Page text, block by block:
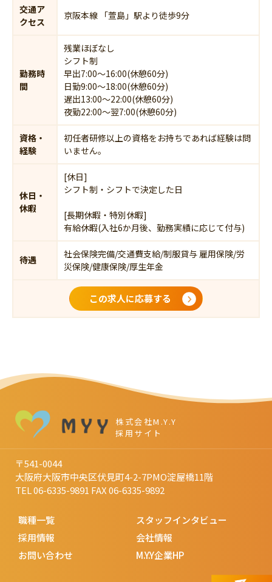
交通ア
クセス
京阪本線 「萱島」駅より徒歩9分
勤務時
間
残業ほぼなし
シフト制
早出7:00～16:00(休憩60分)
日勤9:00～18:00(休憩60分)
遅出13:00～22:00(休憩60分)
夜勤22:00～翌7:00(休憩60分)
資格・
経験
初任者研修以上の資格をお持ちであれば経験は問
いません。
休日・
休暇
[休日]
シフト制・シフトで決定した日
[長期休暇・特別休暇]
有給休暇(入社6か月後、勤務実績に応じて付与)
待遇
社会保険完備/交通費支給/制服貸与 雇用保険/労
災保険/健康保険/厚生年金
この求人に応募する
株式会社M.Y.Y
採用サイト
〒541-0044
大阪府大阪市中央区伏見町4-2-7PMO淀屋橋11階
TEL 06-6335-9891 FAX 06-6335-9892
職種一覧
スタッフインタビュー
採用情報
会社情報
お問い合わせ
M.Y.Y企業HP